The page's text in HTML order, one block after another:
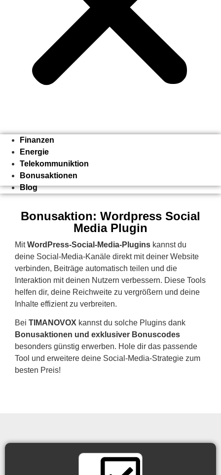
Finanzen
Energie
Telekommuniktion
Bonusaktionen
Blog
Bonusaktion: Wordpress Social
Media Plugin
MitWordPress-Social-Media-Plugins kannst du
deine Social-Media-Kanäle direkt mit deiner Website
verbinden, Beiträge automatisch teilen und die
Interaktion mit deinen Nutzern verbessern. Diese Tools
helfen dir, deine Reichweite zu vergrößern und deine
Inhalte effizient zu verbreiten.
Bei TIMANOVOX kannst du solche Plugins dank
Bonusaktionen und exklusiver Bonuscodes
besonders günstig erwerben. Hole dir das passende
Tool und erweitere deine Social-Media-Strategie zum
besten Preis!